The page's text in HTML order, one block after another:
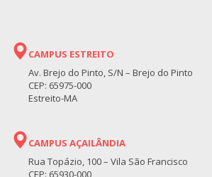
CAMPUS ESTREITO
Av. Brejo do Pinto, S/N – Brejo do Pinto
CEP: 65975-000
Estreito-MA
CAMPUS AÇAILÂNDIA
Rua Topázio, 100 – Vila São Francisco
CEP: 65930-000